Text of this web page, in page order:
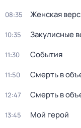
08:35 Женская
10:35 Закулисные
11:30 События
11:50 Смерть в
12:47 Смерть в
13:45 Мой герой